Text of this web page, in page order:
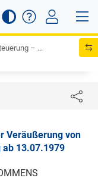
– ...
Veräußerung von
ab 13.07.1979